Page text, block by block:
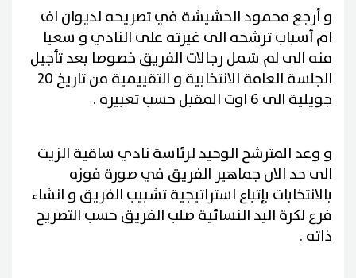
و أرجع محمود الحشيشة في تصريحه لديوان اف
ام أسباب ترشحه الى غيرته على النادي و سعيا
منه الى لم شمل رجالات الفريق خصوصا بعد تأجيل
الجلسة العامة الانتخابية و التقييمية من تاريخ 20
جويلية الى 6 اوت المقبل حسب تعبيره .
و وعد المترشح الوحيد لرئاسة نادي ساقية الزيت
الى حد الان جماهير الفريق في صورة فوزه
بالانتخابات بإتباع استراتيجية تشبيب الفريق و انشاء
فرع لكرة اليد النسائية صلب الفريق حسب التصريح
ذاته .